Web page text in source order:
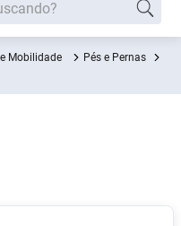
Mobilidade
Pés e Pernas